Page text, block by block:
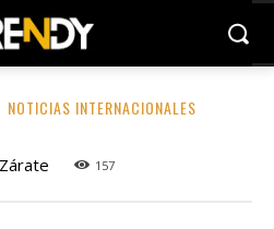
NOTICIAS INTERNACIONALES
157